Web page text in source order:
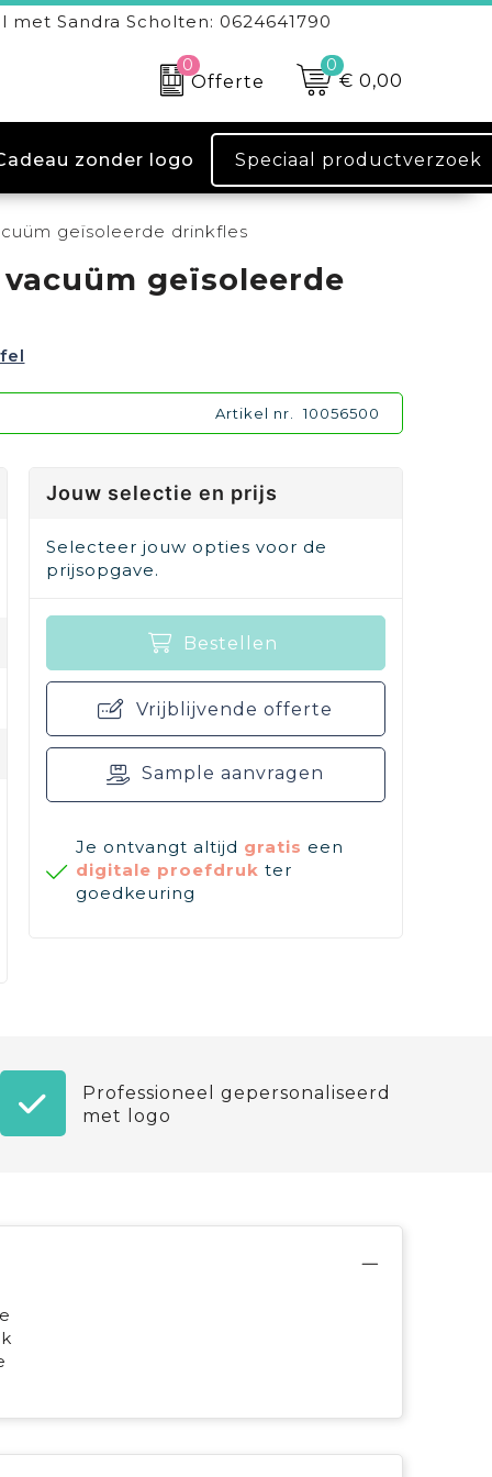
met Sandra Scholten: 0624641790
0
Offerte
0
€ 0,00
zonder logo Speciaal productverzoek
geïsoleerde drinkfles
geïsoleerde
Artikel nr.10056500
Jouw selectie en prijs
Selecteer jouw opties voor de
prijsopgave.
Bestellen
Vrijblijvende offerte
Sample aanvragen
Je ontvangt altijd gratis een
digitale proefdruk ter
goedkeuring
Professioneel gepersonaliseerd
met logo